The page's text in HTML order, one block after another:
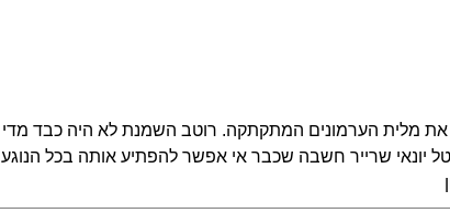
את מלית הערמונים המתקתקה. רוטב השמנת לא היה כבד מדי
יונאי שרייר חשבה שכבר אי אפשר להפתיע אותה בכל הנוגע